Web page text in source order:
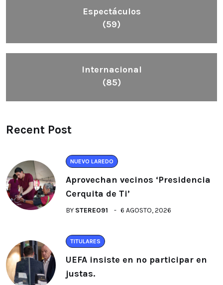
Espectáculos
(59)
Internacional
(85)
Recent Post
NUEVO LAREDO
Aprovechan vecinos ‘Presidencia
Cerquita de Ti’
BY STEREO91 6 AGOSTO, 2026
TITULARES
UEFA insiste en no participar en
justas.